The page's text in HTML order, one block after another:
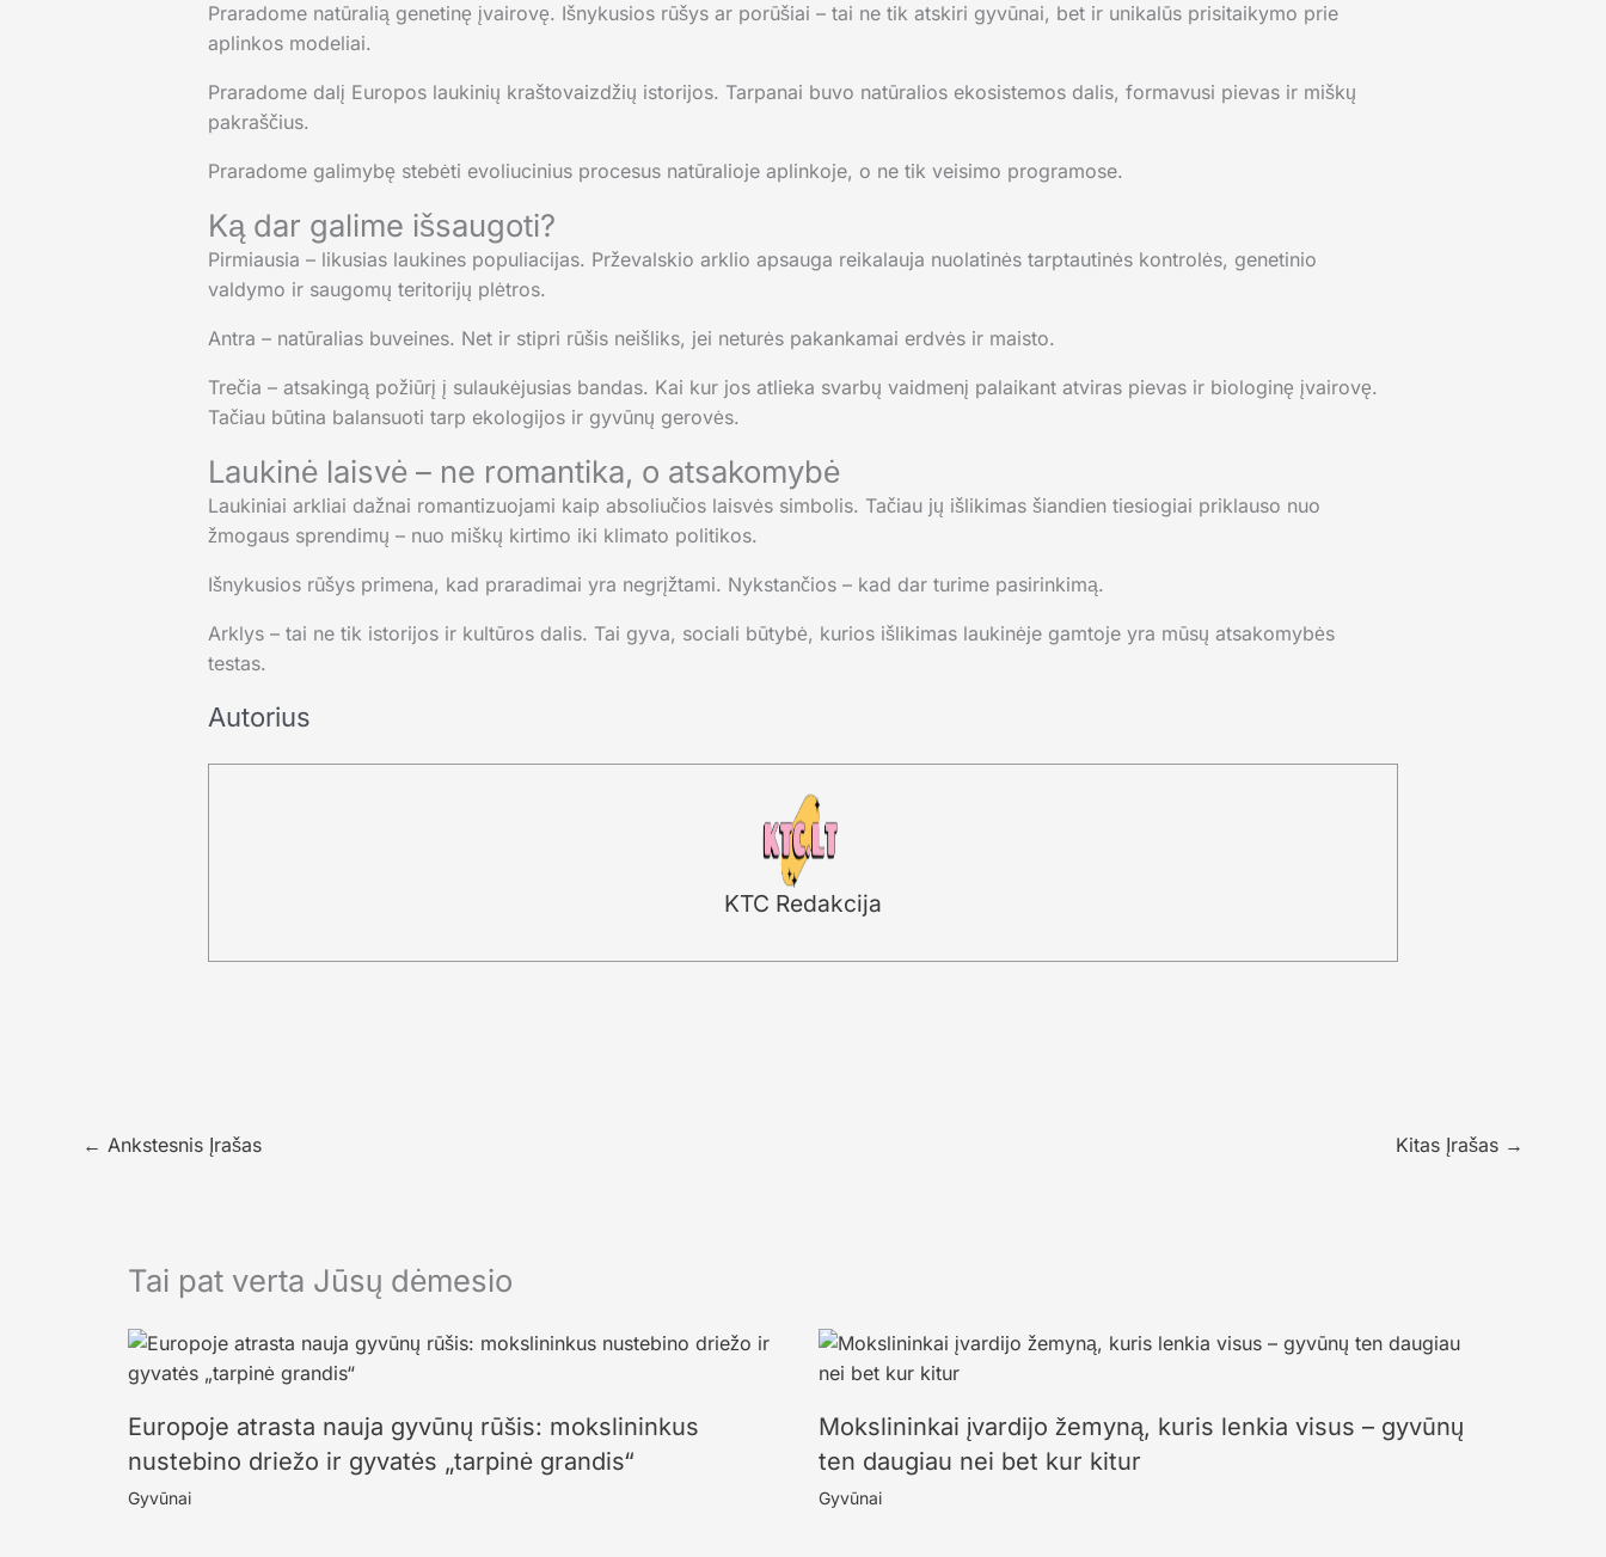
Praradome natūralią genetinę įvairovę. Išnykusios rūšys ar porūšiai – tai ne tik atskiri gyvūnai, bet ir unikalūs prisitaikymo prie
aplinkos modeliai.
Praradome dalį Europos laukinių kraštovaizdžių istorijos. Tarpanai buvo natūralios ekosistemos dalis, formavusi pievas ir miškų
pakraščius.
Praradome galimybę stebėti evoliucinius procesus natūralioje aplinkoje, o ne tik veisimo programose.
Ką dar galime išsaugoti?
Pirmiausia – likusias laukines populiacijas. Prževalskio arklio apsauga reikalauja nuolatinės tarptautinės kontrolės, genetinio
valdymo ir saugomų teritorijų plėtros.
Antra – natūralias buveines. Net ir stipri rūšis neišliks, jei neturės pakankamai erdvės ir maisto.
Trečia – atsakingą požiūrį į sulaukėjusias bandas. Kai kur jos atlieka svarbų vaidmenį palaikant atviras pievas ir biologinę įvairovę.
Tačiau būtina balansuoti tarp ekologijos ir gyvūnų gerovės.
Laukinė laisvė – ne romantika, o atsakomybė
Laukiniai arkliai dažnai romantizuojami kaip absoliučios laisvės simbolis. Tačiau jų išlikimas šiandien tiesiogiai priklauso nuo
žmogaus sprendimų – nuo miškų kirtimo iki klimato politikos.
Išnykusios rūšys primena, kad praradimai yra negrįžtami. Nykstančios – kad dar turime pasirinkimą.
Arklys – tai ne tik istorijos ir kultūros dalis. Tai gyva, sociali būtybė, kurios išlikimas laukinėje gamtoje yra mūsų atsakomybės
testas.
Autorius
KTC Redakcija
← Ankstesnis Įrašas Kitas Įrašas →
Tai pat verta Jūsų dėmesio
Europoje atrasta nauja gyvūnų rūšis: mokslininkus
nustebino driežo ir gyvatės „tarpinė grandis“
Gyvūnai
Mokslininkai įvardijo žemyną, kuris lenkia visus – gyvūnų
ten daugiau nei bet kur kitur
Gyvūnai